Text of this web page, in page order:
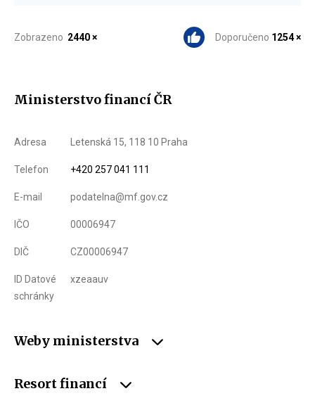
Zobrazeno 2440 × Doporučeno 1254 ×
Ministerstvo financí ČR
Adresa Letenská 15, 118 10 Praha
Telefon +420 257 041 111
E-mail podatelna@mf.gov.cz
IČO 00006947
DIČ CZ00006947
ID Datové
schránky
xzeaauv
Weby ministerstva
Resort financí